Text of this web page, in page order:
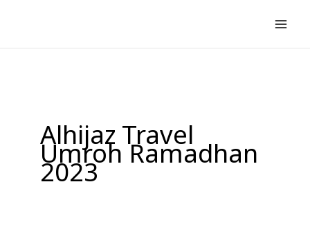
konten
Alhijaz Travel
Umroh Ramadhan
2023